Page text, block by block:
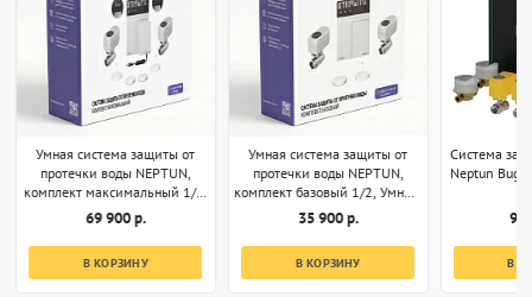
Умная система защиты от
протечки воды NEPTUN,
комплект максимальный 1/2,
Умный дом с Алисой
69 900 р.
В КОРЗИНУ
Умная система защиты от
протечки воды NEPTUN,
комплект базовый 1/2, Умный
дом с Алисой
35 900 р.
В КОРЗИНУ
Система
Neptun
94
В